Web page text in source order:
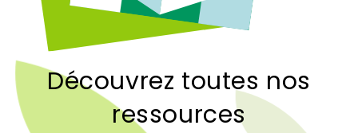
Découvrez toutes nos
ressources